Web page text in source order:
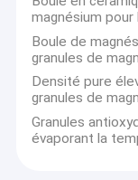
Maison
magnésium
Boule de
granules de
Densité pure
granules de
Granules
évaporant la
L'alliage Co.,Ltd.